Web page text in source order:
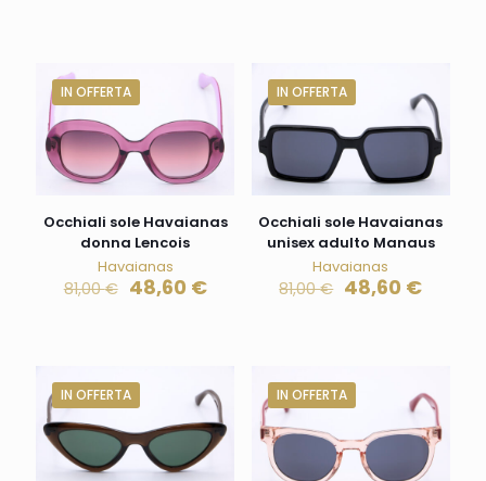
IN OFFERTA
Occhiali sole Havaianas
donna Lencois
Havaianas
81,00€ 48,60 €
IN OFFERTA
Occhiali sole Havaianas
unisex adulto Manaus
Havaianas
81,00€ 48,60 €
IN OFFERTA IN OFFERTA